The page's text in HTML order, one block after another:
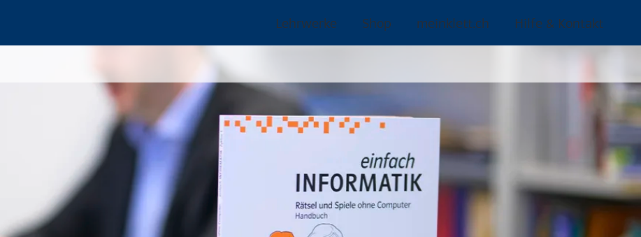
Lehrwerke Shop meinklett.ch Hilfe & Kontakt